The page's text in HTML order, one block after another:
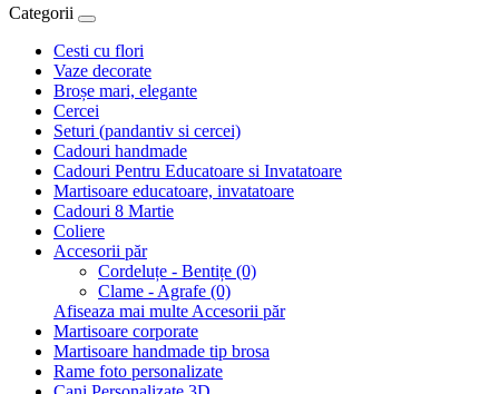
Categorii
Cesti cu flori
Vaze decorate
Broșe mari, elegante
Cercei
Seturi (pandantiv si cercei)
Cadouri handmade
Cadouri Pentru Educatoare si Invatatoare
Martisoare educatoare, invatatoare
Cadouri 8 Martie
Coliere
Accesorii păr
Cordeluțe - Bentițe (0)
Clame - Agrafe (0)
Afiseaza mai multe Accesorii păr
Martisoare corporate
Martisoare handmade tip brosa
Rame foto personalizate